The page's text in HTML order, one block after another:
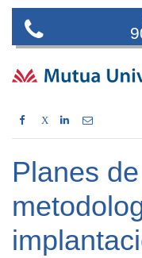
X
Planes